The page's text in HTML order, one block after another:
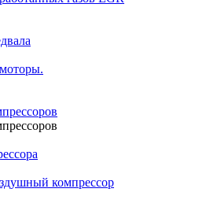
компрессор